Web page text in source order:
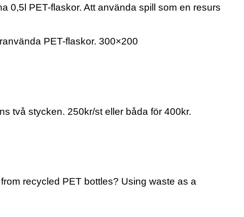
0,5l PET-flaskor. Att använda spill som en resurs
PET-flaskor. 300×200
två stycken. 250kr/st eller båda för 400kr.
recycled PET bottles? Using waste as a